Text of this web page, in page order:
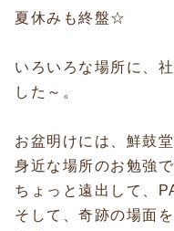
夏休みも終盤☆
いろいろな場所に、
した～。
お盆明けには、鮮鼓堂
身近な場所のお勉強
ちょっと遠出して、
そして、奇跡の場面